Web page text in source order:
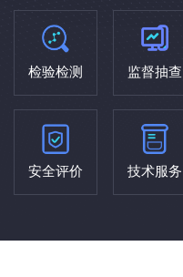
检验检测 监督抽查
安全评价 技术服务